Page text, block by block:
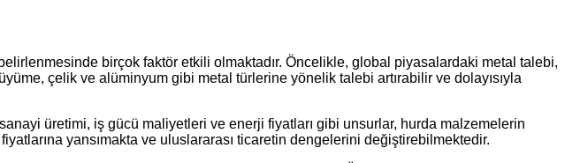
birçok faktör etkili olmaktadır. Öncelikle, global piyasalardaki metal talebi,
çelik ve alüminyum gibi metal türlerine yönelik talebi artırabilir ve dolayısıyla
üretimi, iş gücü maliyetleri ve enerji fiyatları gibi unsurlar, hurda malzemelerin
yansımakta ve uluslararası ticaretin dengelerini değiştirebilmektedir.